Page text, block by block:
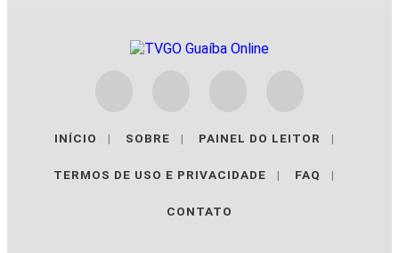
INÍCIO | SOBRE | PAINEL DO LEITOR |
TERMOS DE USO E PRIVACIDADE | FAQ |
CONTATO